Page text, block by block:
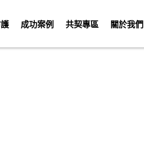
成功案例 共契專區 關於我們